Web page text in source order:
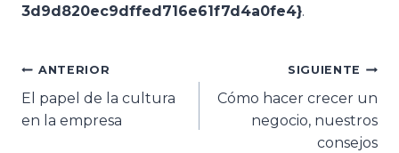
3d9d820ec9dffed716e61f7d4a0fe4}.
ANTERIOR
El papel de la cultura
en la empresa
SIGUIENTE
Cómo hacer crecer un
negocio, nuestros
consejos